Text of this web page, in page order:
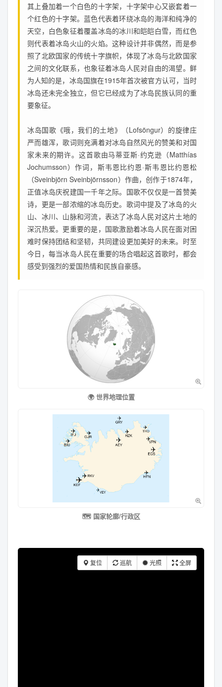
其上叠加着一个白色的十字架，十字架中心又嵌套着一
个红色的十字架。蓝色代表着环绕冰岛的海洋和纯净的
天空，白色象征着覆盖冰岛的冰川和皑皑白雪，而红色
则代表着冰岛火山的火焰。这种设计并非偶然，而是参
照了北欧国家的传统十字旗帜，体现了冰岛与北欧国家
之间的文化联系，也象征着冰岛人民对自由的渴望。鲜
为人知的是，冰岛国旗在1915年首次被官方认可，当时
冰岛还未完全独立，但它已经成为了冰岛民族认同的重
要象征。
冰岛国歌《哦，我们的土地》（Lofsöngur）的旋律庄
严而雄浑，歌词则充满着对冰岛自然风光的赞美和对国
家未来的期许。这首歌由马蒂亚斯·约克逊（Matthías
Jochumsson）作词，斯韦恩比约恩·斯韦恩比约恩松
（Sveinbjörn Sveinbjörnsson）作曲，创作于1874年，
正值冰岛庆祝建国一千年之际。国歌不仅仅是一首赞美
诗，更是一部浓缩的冰岛历史。歌词中提及了冰岛的火
山、冰川、山脉和河流，表达了冰岛人民对这片土地的
深沉热爱。更重要的是，国歌激励着冰岛人民在面对困
难时保持团结和坚韧，共同建设更加美好的未来。时至
今日，每当冰岛人民在重要的场合唱起这首歌时，都会
感受到强烈的爱国热情和民族自豪感。
🌍 世界地理位置
🗺️ 国家轮廓/行政区
复位 巡航 光照 全屏